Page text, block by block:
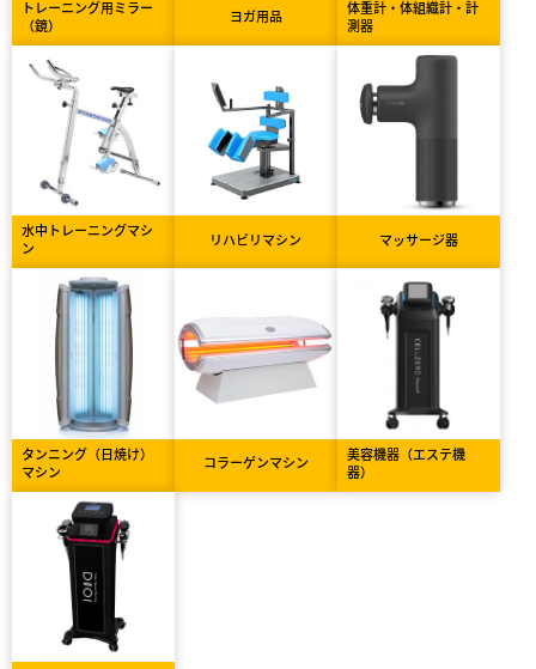
トレーニング用ミラー
（鏡）
ヨガ用品
体重計・体組織計・計
測器
水中トレーニングマシ
ン
リハビリマシン マッサージ器
タンニング（日焼け）
マシン
コラーゲンマシン
美容機器（エステ機
器）